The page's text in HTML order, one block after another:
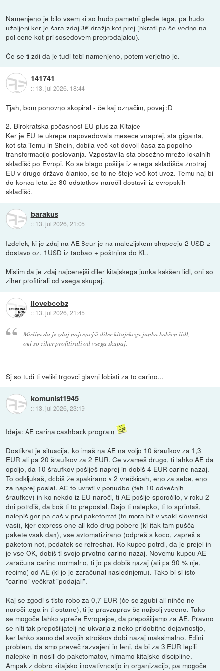
Namenjeno je bilo vsem ki so hudo pametni glede tega, pa hudo
užaljeni ker je šara zdaj 3€ dražja kot prej (hkrati pa še vedno na
pol cene kot pri sosedovem preprodajalcu).
Če se ti zdi da je tudi tebi namenjeno, potem verjetno je.
141741
:: 13. jul 2026, 18:44
Tjah, bom ponovno skopiral - če kaj označim, povej :D
2. Birokratska počasnost EU plus za Kitajce
Ker je EU te ukrepe napovedovala mesece vnaprej, sta giganta,
kot sta Temu in Shein, dobila več kot dovolj časa za popolno
transformacijo poslovanja. Vzpostavila sta obsežno mrežo lokalnih
skladišč po Evropi. Ko se blago pošilja iz enega skladišča znotraj
EU v drugo državo članico, se to ne šteje več kot uvoz. Temu naj bi
do konca leta že 80 odstotkov naročil dostavil iz evropskih
skladišč.
barakus
:: 13. jul 2026, 21:05
Izdelek, ki je zdaj na AE 8eur je na malezijskem shopeeju 2 USD z
dostavo oz. 1USD iz taobao + poštnina do KL.
Mislim da je zdaj najcenejši diler kitajskega junka kakšen lidl, oni so
ziher profitirali od vsega skupaj.
iloveboobz
:: 13. jul 2026, 21:45
Mislim da je zdaj najcenejši diler kitajskega junka kakšen lidl,
oni so ziher profitirali od vsega skupaj.
Sj so tudi ti veliki trgovci glavni lobisti za to carino...
komunist1945
:: 13. jul 2026, 23:19
Ideja: AE carina cashback program
Dostikrat je situacija, ko imaš na AE na voljo 10 šraufkov za 1,3
EUR ali pa 20 šraufkov za 2 EUR. Če vzameš drugo, ti lahko AE da
opcijo, da 10 šraufkov pošlješ naprej in dobiš 4 EUR carine nazaj.
To odkljukaš, dobiš že spakirano v 2 vrečkicah, eno za sebe, eno
za naprej poslat. AE to uvrsti v ponudbo (teh 10 odvečnih
šraufkov) in ko nekdo iz EU naroči, ti AE pošlje sporočilo, v roku 2
dni potrdiš, da boš ti to preposlal. Dajo ti nalepko, ti to sprintaš,
nalepiš gor pa daš v prvi paketomat (to mora bit v vsaki slovenski
vasi), kjer express one ali kdo drug pobere (ki itak tam pušča
pakete vsak dan), vse avtomatizirano (odpreš s kodo, zapreš s
paketom not, podatek se refresha). Ko kupec potrdi, da je prejel in
je vse OK, dobiš ti svojo prvotno carino nazaj. Novemu kupcu AE
zaračuna carino normalno, ti jo pa dobiš nazaj (ali pa 90 % nje,
recimo) od AE (ki jo je zaračunal naslednjemu). Tako bi si isto
"carino" večkrat "podajali".
Kaj se zgodi s tisto robo za 0,7 EUR (če se zgubi ali nihče ne
naroči tega in ti ostane), ti je pravzaprav še najbolj vseeno. Tako
se mogoče lahko vpreže Evropejce, da prepošiljamo za AE. Pravno
se niti tak prepošiljatelj ne ukvarja z neko pridobitno dejavnostjo,
ker lahko samo del svojih stroškov dobi nazaj maksimalno. Edini
problem, da smo preveč razvajeni in leni, da bi za 3 EUR lepili
nalepke in nosili do paketomatov, nimamo kitajske discipline.
Ampak z dobro kitajsko inovativnostjo in organizacijo, pa mogoče